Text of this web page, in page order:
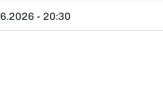
- 20:30